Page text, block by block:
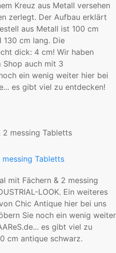
Kreuz aus Metall versehen
zerlegt. Der Aufbau erklärt
aus Metall ist 100 cm
130 cm lang. Die
dick: 4 cm! Wir haben
Shop auch mit 3
ein wenig weiter hier bei
es gibt viel zu entdecken!
Tabletts
mit Fächern & 2 messing
LOOK. Ein weiteres
Chic Antique hier bei uns
Sie noch ein wenig weiter
es gibt viel zu
cm antique schwarz.